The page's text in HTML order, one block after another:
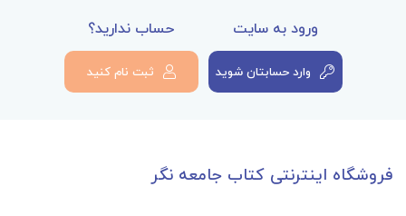
ورود به سایت
وارد حسابتان شوید
حساب ندارید؟
ثبت نام کنید
فروشگاه اینترنتی کتاب جامعه نگر